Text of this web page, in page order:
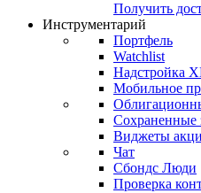
Получить
Инструментарий
Портфель
Watchlist
Надстройка
Мобильное
Сохраненные
Виджеты
Чат
Сбондс Люди
Проверка